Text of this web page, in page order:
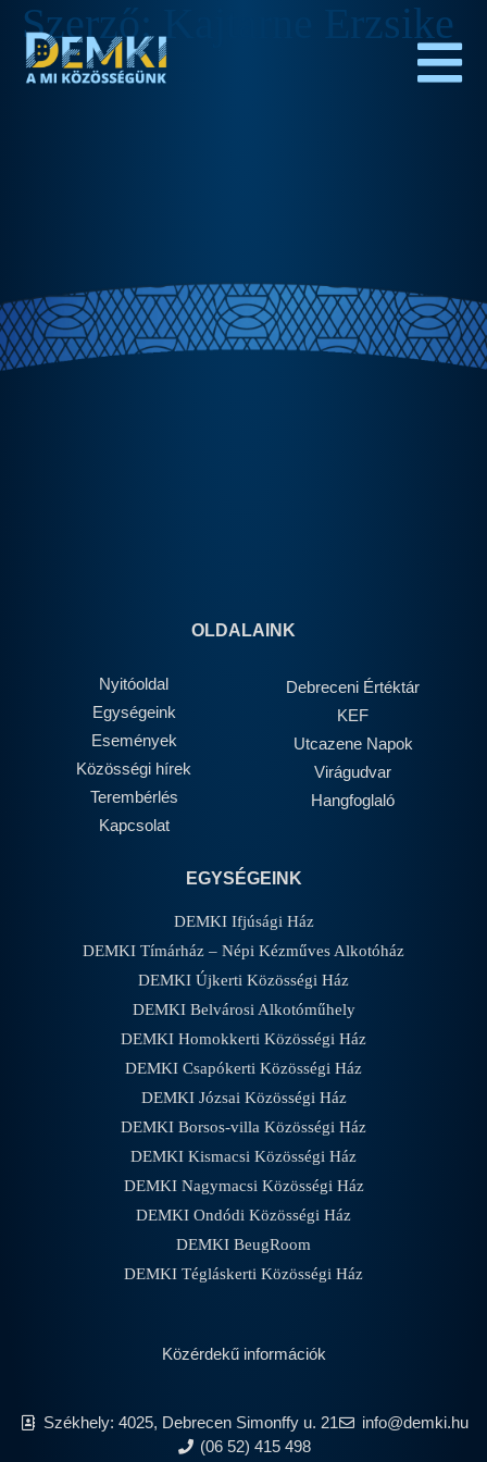
Szerző:Kajtarne Erzsike
OLDALAINK
Nyitóoldal
Egységeink
Események
Közösségi hírek
Terembérlés
Kapcsolat
Debreceni Értéktár
KEF
Utcazene Napok
Virágudvar
Hangfoglaló
EGYSÉGEINK
DEMKI Ifjúsági Ház
DEMKI Tímárház – Népi Kézműves Alkotóház
DEMKI Újkerti Közösségi Ház
DEMKI Belvárosi Alkotóműhely
DEMKI Homokkerti Közösségi Ház
DEMKI Csapókerti Közösségi Ház
DEMKI Józsai Közösségi Ház
DEMKI Borsos-villa Közösségi Ház
DEMKI Kismacsi Közösségi Ház
DEMKI Nagymacsi Közösségi Ház
DEMKI Ondódi Közösségi Ház
DEMKI BeugRoom
DEMKI Tégláskerti Közösségi Ház
Közérdekű információk
Székhely: 4025, Debrecen Simonffy u. 21
info@demki.hu
(06 52) 415 498